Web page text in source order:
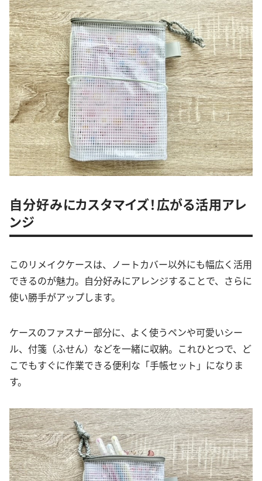
自分好みにカスタマイズ！広がる活用アレ
ンジ
このリメイクケースは、ノートカバー以外にも幅広く活用
できるのが魅力。自分好みにアレンジすることで、さらに
使い勝手がアップします。
ケースのファスナー部分に、よく使うペンや可愛いシー
ル、付箋（ふせん）などを一緒に収納。これひとつで、ど
こでもすぐに作業できる便利な「手帳セット」になりま
す。